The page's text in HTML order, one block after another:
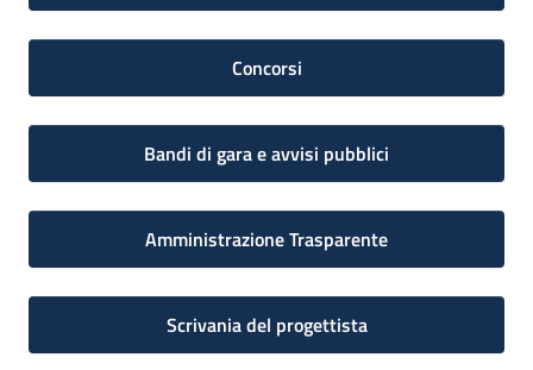
Concorsi
Bandi di gara e avvisi pubblici
Amministrazione Trasparente
Scrivania del progettista